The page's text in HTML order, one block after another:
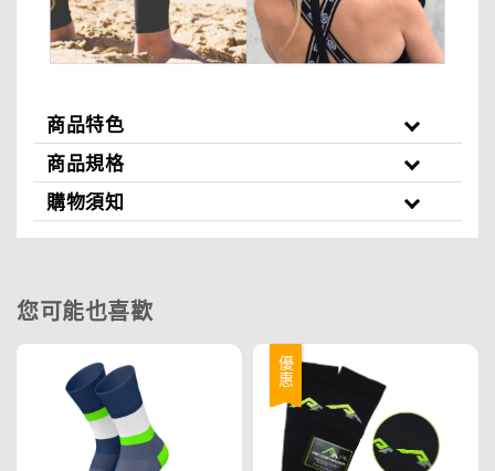
商品特色
商品規格
購物須知
您可能也喜歡
優惠